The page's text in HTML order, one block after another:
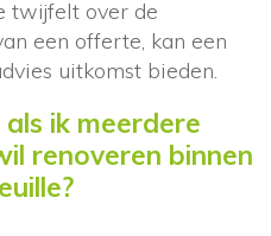
twijfelt over de
een offerte, kan een
uitkomst bieden.
ik meerdere
renoveren binnen